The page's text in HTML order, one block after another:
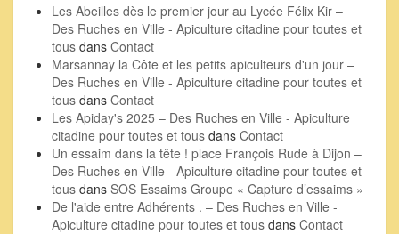
Les Abeilles dès le premier jour au Lycée Félix Kir –
Des Ruches en Ville - Apiculture citadine pour toutes et
tous dans Contact
Marsannay la Côte et les petits apiculteurs d'un jour –
Des Ruches en Ville - Apiculture citadine pour toutes et
tous dans Contact
Les Apiday's 2025 – Des Ruches en Ville - Apiculture
citadine pour toutes et tous dans Contact
Un essaim dans la tête ! place François Rude à Dijon –
Des Ruches en Ville - Apiculture citadine pour toutes et
tous dans SOS Essaims Groupe « Capture d’essaims »
De l'aide entre Adhérents . – Des Ruches en Ville -
Apiculture citadine pour toutes et tous dans Contact